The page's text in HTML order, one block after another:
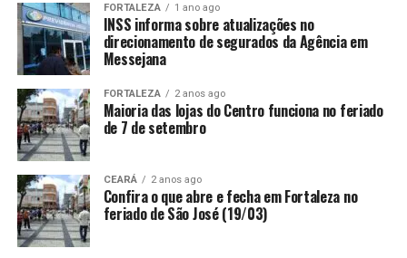
FORTALEZA 1 ano ago
INSS informa sobre atualizações no
direcionamento de segurados da Agência em
Messejana
FORTALEZA 2 anos ago
Maioria das lojas do Centro funciona no feriado
de 7 de setembro
CEARÁ 2 anos ago
Confira o que abre e fecha em Fortaleza no
feriado de São José (19/03)